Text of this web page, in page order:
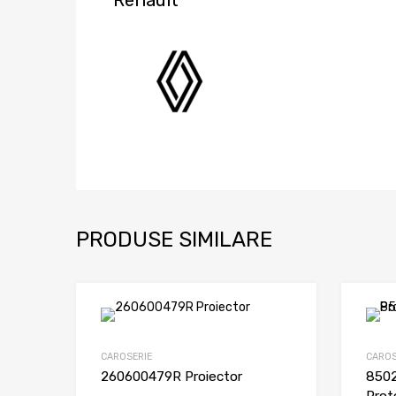
PRODUSE SIMILARE
CAROSERIE
260600479R Proiector